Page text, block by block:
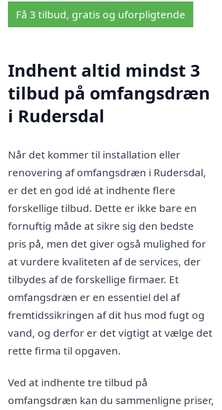
Få 3 tilbud, gratis og uforpligtende
Indhent altid mindst 3
tilbud på omfangsdræn
i Rudersdal
Når det kommer til installation eller
renovering af omfangsdræn i Rudersdal,
er det en god idé at indhente flere
forskellige tilbud. Dette er ikke bare en
fornuftig måde at sikre sig den bedste
pris på, men det giver også mulighed for
at vurdere kvaliteten af de services, der
tilbydes af de forskellige firmaer. Et
omfangsdræn er en essentiel del af
fremtidssikringen af dit hus mod fugt og
vand, og derfor er det vigtigt at vælge det
rette firma til opgaven.
Ved at indhente tre tilbud på
omfangsdræn kan du sammenligne priser,